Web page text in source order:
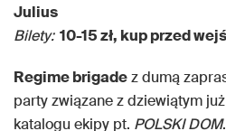
Julius
Bilety:10-15 zł, kup przed
Regime brigadez dumą
party związane z dziewiątym
katalogu ekipy pt. POLSKI DOM